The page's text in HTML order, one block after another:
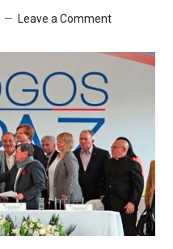
Leave a Comment